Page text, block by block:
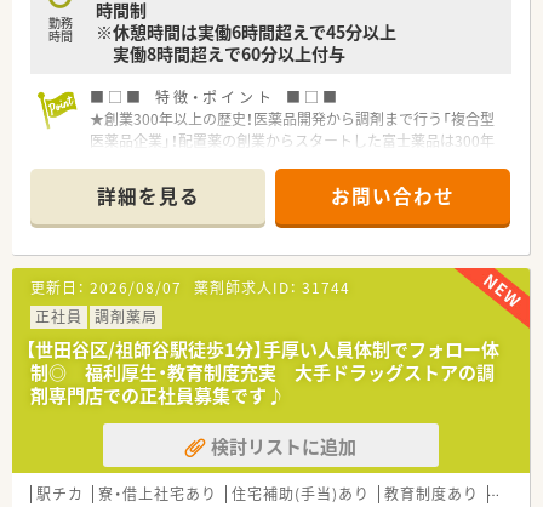
勤務
時間
時間制
※休憩時間は実働6時間超えで45分以上
実働8時間超えで60分以上付与
■ □ ■ 特 徴 ・ ポ イ ン ト ■ □ ■
★創業300年以上の歴史！医薬品開発から調剤まで行う「複合型
医薬品企業」！配置薬の創業からスタートした富士薬品は300年
ア率№１の企業です！現在では配置薬のほか、医療用医薬品の開
発・製造・販売から、ドラッグストア、調剤薬局の運営をする「複
合型医薬品企業」として、他にはない企業の独自性を発揮してお
ります！
★企業テーマは‟地域の健康インフラ”！
グループ全体で全国に1,357店舗を展開する当社は、゛地域の健
康インフラ“をテーマに取り組んでおります！医薬品の開発～調
剤まで行っている富士薬品の強みを活かし、地域の健康ニーズを
カバーできる店舗をづくりを心掛け、『何かあれば富士薬品へ相
談しよう！』という地域密着薬局を目指しております！
★働きやすい企業へ！2年連続で「健康経営優良法人」の資格取
得！育児休暇制度、育児時短勤務制度は共に業界最長クラスで、
女性が安心して活躍できる環境です！残業時間については各エリ
詳細を見る お問い合わせ
更新日： 2026/08/07 薬剤師求人ID： 31744
正社員
調剤薬局
【世田谷区/祖師谷駅徒歩1分】手厚い人員体制でフォロー体
制◎ 福利厚生・教育制度充実 大手ドラッグストアの調
剤専門店での正社員募集です♪
検討リストに追加
駅チカ 寮・借上社宅あり 住宅補助(手当)あり 教育制度あり シフ